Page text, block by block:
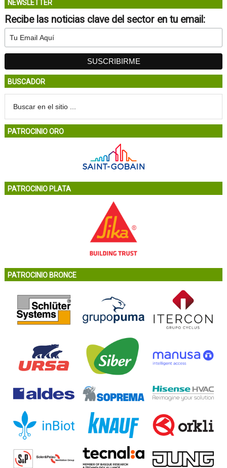
NEWSLETTER
Recibe las noticias clave del sector en tu email:
BUSCADOR
PATROCINIO ORO
PATROCINIO PLATA
PATROCINIO BRONCE